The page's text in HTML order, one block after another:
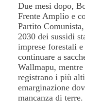
Due mesi dopo,
Frente Amplio e
Partito
2030 dei sussidi
imprese forestali
continuare a
Wallmapu,
registrano i più
emarginazione
mancanza di terre.